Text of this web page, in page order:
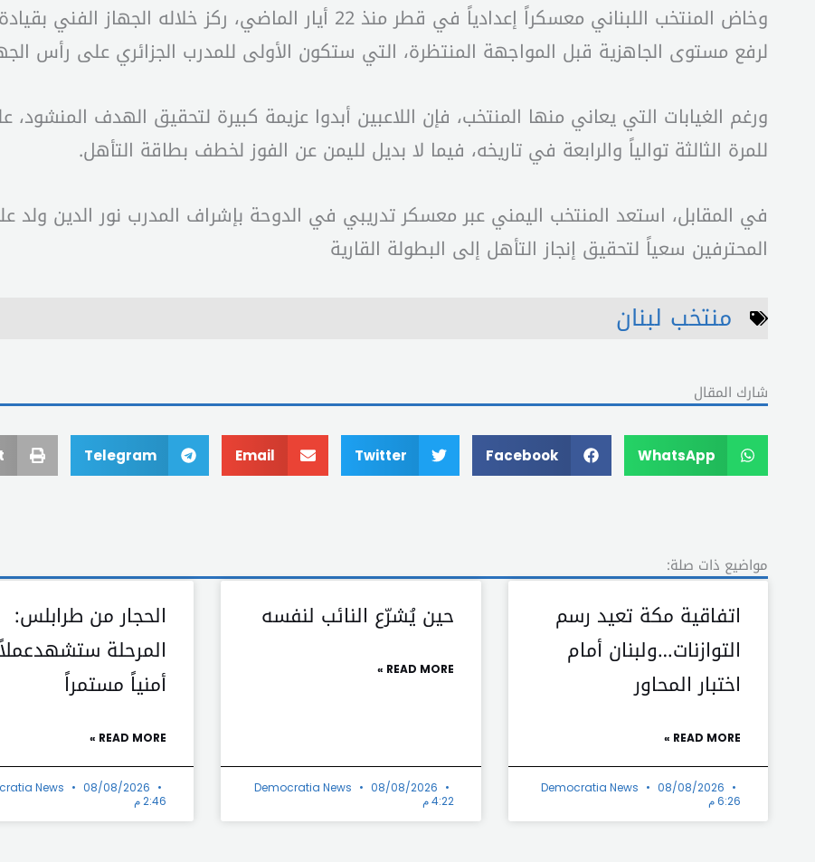
وخاض المنتخب اللبناني معسكراً إعدادياً في قطر منذ 22 أيار الماضي،
لرفع مستوى الجاهزية قبل المواجهة المنتظرة، التي ستكون الأولى للمدرب الجزائري على رأس
ورغم الغيابات التي يعاني منها المنتخب، فإن اللاعبين أبدوا عزيمة كبيرة لتحقيق الهدف المنشود،
للمرة الثالثة توالياً والرابعة في تاريخه، فيما لا بديل لليمن عن الفوز لخطف بطاقة التأهل.
في المقابل، استعد المنتخب اليمني عبر معسكر تدريبي في الدوحة بإشراف المدرب نور الدين ولد
المحترفين سعياً لتحقيق إنجاز التأهل إلى البطولة القارية
منتخب لبنان
شارك المقال
WhatsApp
Facebook
Twitter
Email
Telegram
مواضيع ذات صلة:
اتفاقية مكة تعيد رسم
التوازنات…ولبنان أمام
اختبار المحاور
READ MORE »
Democratia News
08/08/2026
6:26 م
حين يُشرّع النائب لنفسه
READ MORE »
Democratia News
08/08/2026
4:22 م
الحجار من طرابلس:
المرحلة ستشهدعملاً
أمنياً مستمراً
READ MORE »
News
08/08/2026
2:46 م